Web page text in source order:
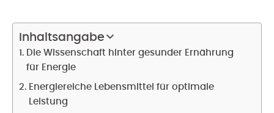
Inhaltsangabe
Die Wissenschaft hinter gesunder Ernährung
für Energie
Energiereiche Lebensmittel für optimale
Leistung